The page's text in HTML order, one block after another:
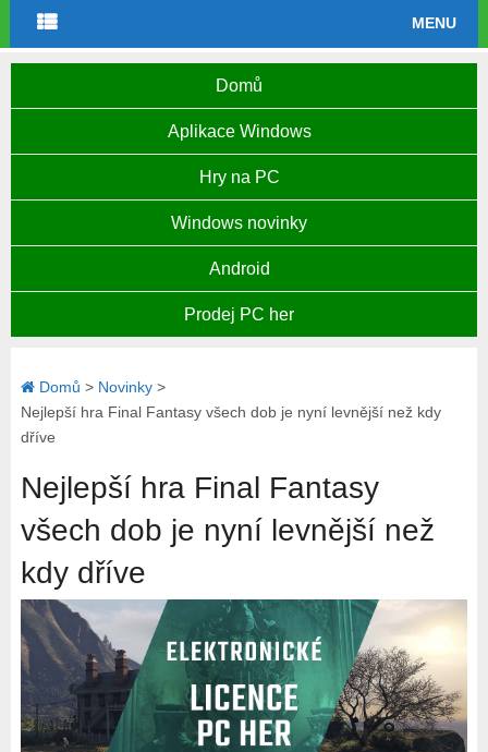
MENU
Domů
Aplikace Windows
Hry na PC
Windows novinky
Android
Prodej PC her
Domů > Novinky>
Nejlepší hra Final Fantasy všech dob je nyní levnější než kdy
dříve
Nejlepší hra Final Fantasy
všech dob je nyní levnější než
kdy dříve